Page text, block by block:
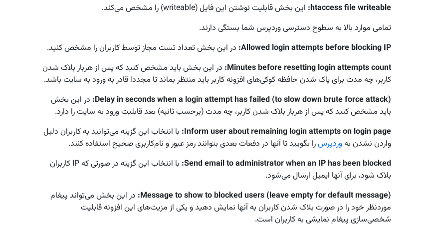
htaccess file writeable
: این بخش قابلیت نوشتن این فایل (writeable) را مشخص می‌کند.
تمامی موارد بالا به سطوح دسترسی وردپرس شما بستگی دارند.
Allowed login attempts before blocking IP
: در این بخش تعداد تست مجاز توسط کاربران را مشخص کنید.
Minutes before resetting login attempts count
: در این بخش باید مشخص کنید که پس از هربار بلاک شدن
کاربر، چه مدت برای پاک شدن حافظه کوکی‌های افزونه کاربر باید منتظر بماند تا مجددا قادر به ورود به سایت باشد.
Delay in seconds when a login attempt has failed (to slow down brute force attack)
: در این بخش
باید مشخص کنید که پس از هربار بلاک شدن کاربر، چه مدت (برحسب ثانیه) بعد قابلیت ورود به سایت را دارد.
Inform user about remaining login attempts on login page
: با انتخاب این گزینه می‌توانید به کاربران دلیل
واردن نشدن بهوردپرسرا بگویید تا آنها در دفعات بعدی بتوانند رمز عبور و نام‌کاربری صحیح استفاده کنند.
Send email to administrator when an IP has been blocked
:
با انتخاب این گزینه در صورتی که IP کاربران
بلاک شود، برای آنها ایمیل ارسال می‌شود.
Message to show to blocked users (leave empty for default message)
: در این بخش می‌تواند پیغام
موردنظر خود را در صورت بلاک شدن کاربران به آنها نمایش دهید و یکی از مزیت‌های این افزونه قابلیت
شخصی‌سازی پیغام نمایشی به کاربران است.